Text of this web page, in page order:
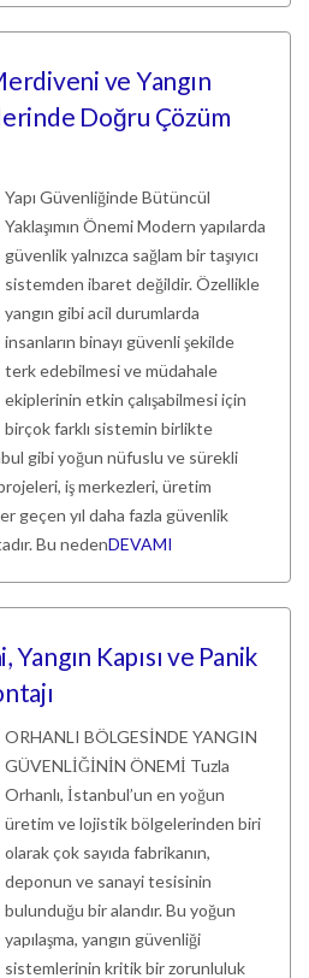
ve Yangın
Doğru Çözüm
Yapı Güvenliğinde Bütüncül
Yaklaşımın Önemi Modern yapılarda
güvenlik yalnızca sağlam bir taşıyıcı
sistemden ibaret değildir. Özellikle
yangın gibi acil durumlarda
insanların binayı güvenli şekilde
terk edebilmesi ve müdahale
ekiplerinin etkin çalışabilmesi için
birçok farklı sistemin birlikte
gibi yoğun nüfuslu ve sürekli
iş merkezleri, üretim
geçen yıl daha fazla güvenlik
Bu nedenDEVAMI
Kapısı ve Panik
ORHANLI BÖLGESİNDE YANGIN
GÜVENLİĞİNİN ÖNEMİ Tuzla
Orhanlı, İstanbul’un en yoğun
üretim ve lojistik bölgelerinden biri
olarak çok sayıda fabrikanın,
deponun ve sanayi tesisinin
bulunduğu bir alandır. Bu yoğun
yapılaşma, yangın güvenliği
sistemlerinin kritik bir zorunluluk